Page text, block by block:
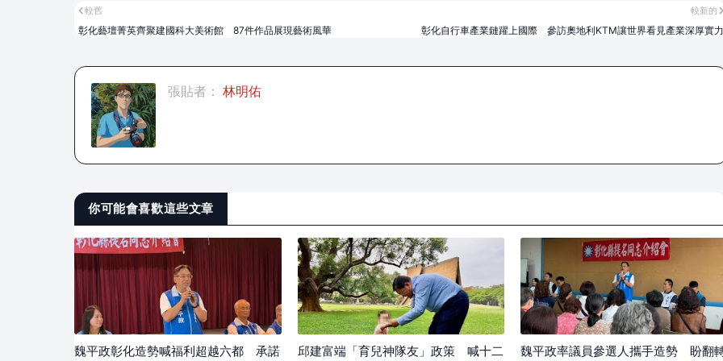
較新的
彰化自行車產業鏈躍上國際 參訪奧地利KTM讓世界看見產業深厚實力
較舊
彰化藝壇菁英齊聚建國科大美術館 87件作品展現藝術風華
張貼者： 林明佑
你可能會喜歡這些文章
魏平政彰化造勢喊福利超越六都 承諾 邱建富端「育兒神隊友」政策 喊十二 魏平政率議員參選人攜手造勢 盼翻